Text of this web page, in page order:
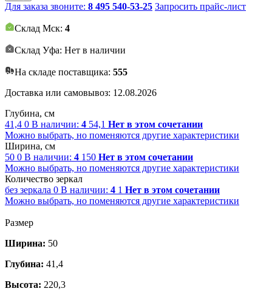
Для заказа звоните: 8 495 540-53-25 Запросить прайс-лист
Склад Мск: 4
Склад Уфа: Нет в наличии
На складе поставщика: 555
Доставка или самовывоз: 12.08.2026
Глубина, см
41,4 0 В наличии: 4 54,1 Нет в этом сочетании
Можно выбрать, но поменяются другие характеристики
Ширина, см
50 0 В наличии: 4 150 Нет в этом сочетании
Можно выбрать, но поменяются другие характеристики
Количество зеркал
без зеркала 0 В наличии: 4 1 Нет в этом сочетании
Можно выбрать, но поменяются другие характеристики
Размер
Ширина: 50
Глубина: 41,4
Высота: 220,3